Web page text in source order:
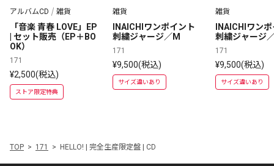
アルバムCD 雑貨
「音楽 青春 LOVE」EP
| セット販売（EP＋BO
OK）
171
¥2,500(税込)
ストア限定特典
雑貨
INAICHIワンポイント
刺繍ジャージ／M
171
¥9,500(税込)
サイズ違いあり
雑貨
INAICHIワン
刺繍ジャージ
171
¥9,500(税込)
サイズ違いあり
TOP 171 HELLO! | 完全生産限定盤 | CD